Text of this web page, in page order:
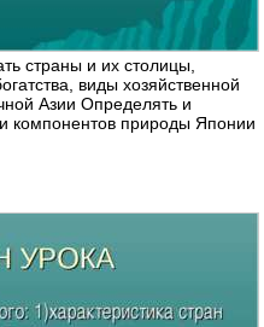
страны и их столицы,
виды хозяйственной
Азии Определять и
компонентов природы Японии